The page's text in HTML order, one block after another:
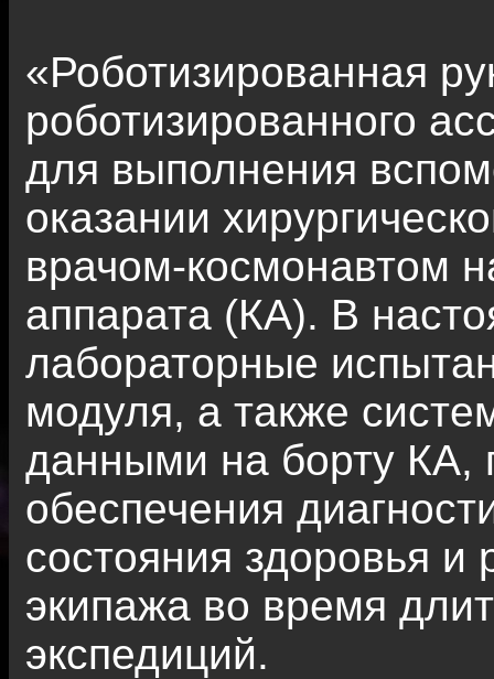
«Роботизированная
роботизированного
для выполнения
оказании
врачом-космонавтом
аппарата (КА). В
лабораторные
модуля, а также
данными на борту КА,
обеспечения
состояния здоровья и
экипажа во время
экспедиций.